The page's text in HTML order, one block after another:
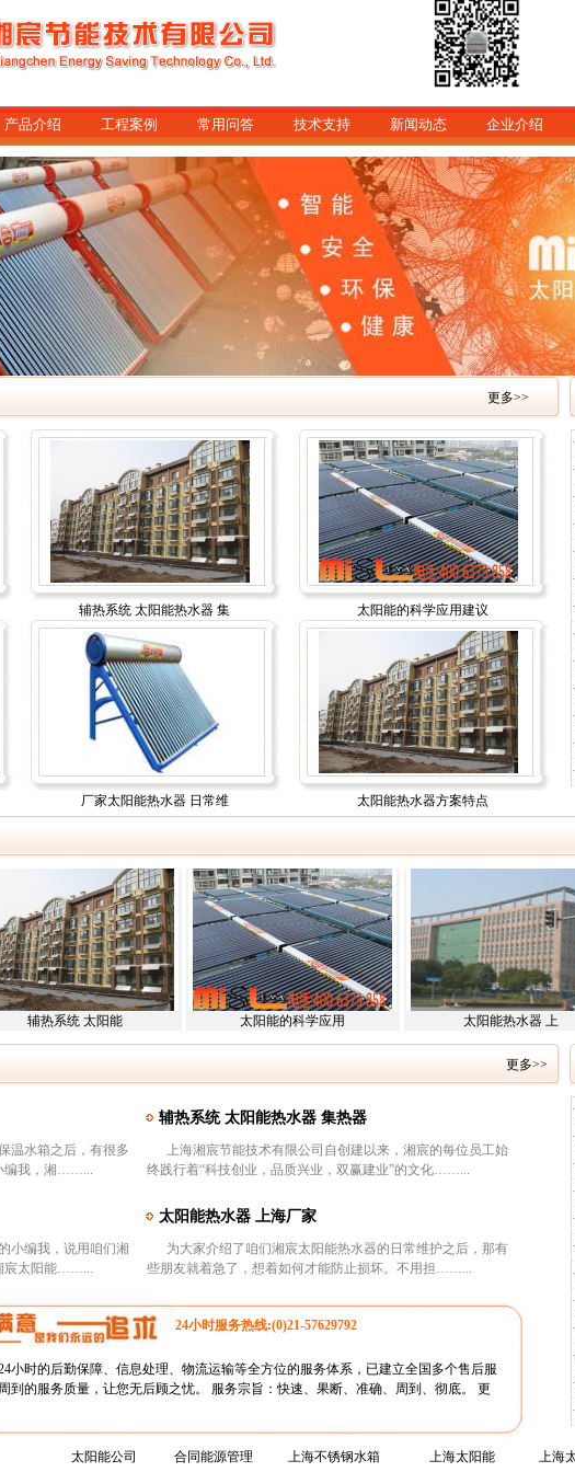
产品介绍 工程案例 常用问答 技术支持 新闻动态 企业介绍
更多>>
辅热系统 太阳能热水器 集 太阳能的科学应用建议
厂家太阳能热水器 日常维 太阳能热水器方案特点
·
·
·
·
·
·
·
·
·
·
·
·
·
辅热系统 太阳能 太阳能的科学应用 太阳能热水器 上
更多>>
温水箱之后，有很多
编我，湘……...
辅热系统 太阳能热水器 集热器
上海湘宸节能技术有限公司自创建以来，湘宸的每位员工始
终践行着“科技创业，品质兴业，双赢建业”的文化……...
小编我，说用咱们湘
宸太阳能……...
太阳能热水器 上海厂家
为大家介绍了咱们湘宸太阳能热水器的日常维护之后，那有
些朋友就着急了，想着如何才能防止损坏。不用担……...
24小时服务热线:(0)21-57629792
小时的后勤保障、信息处理、物流运输等全方位的服务体系，已建立全国多个售后服
到的服务质量，让您无后顾之忧。 服务宗旨：快速、果断、准确、周到、彻底。
更
·
·
·
·
·
·
·
·
·
·
·
·
太阳能公司 合同能源管理 上海不锈钢水箱 上海太阳能 上海